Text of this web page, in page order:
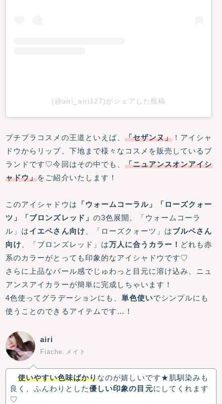
(@airi_airi127)がシェアした投稿
プチプラコスメの王道といえば、 「セザンヌ」 ！アイシャ
ドウからリップ、下地まで様々なコスメを販売しているブ
ランドです♡今回はその中でも、 「ニュアンスオンアイシ
ャドウ」をご紹介いたします！
このアイシャドウは 「ウォームコーラル」「ローズクォー
ツ」「ブロンズレッド」 の3色展開。「ウォームコーラ
ル」はイエベさん向け 、「ローズクォーツ」はブルベさん
向け 、「ブロンズレッド」は万人に合うカラー！ どれも赤
系のカラーがとっても印象的なアイシャドウです♡
さらに上品なパール感でじゅわっと目元に溶け込み、ニュ
アンスアイカラーが簡単に完成しちゃいます！
4色使ってグラデーションにも、 単色使いでシンプルにも
使うことのできるアイテムです…！
airi
Fiache.メイト
使いやすい色味ばかりなのが嬉しいです★肌馴染みも
良く、ふんわりとした優しい印象の目元にしてくれます
♡